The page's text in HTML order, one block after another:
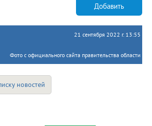
Добавить
21 сентября 2022 г. 13:55
Фото с официального сайта правительства области
новостей